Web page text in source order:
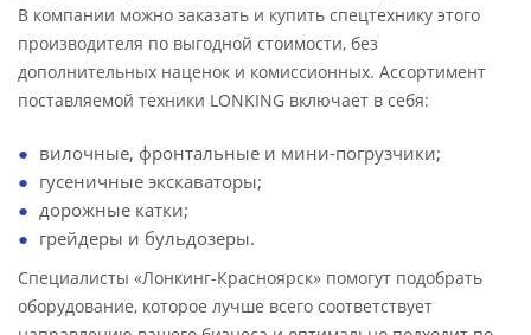
В компании можно заказать и купить спецтехнику этого
производителя по выгодной стоимости, без
дополнительных наценок и комиссионных. Ассортимент
поставляемой техники LONKING включает в себя:
вилочные, фронтальные и мини-погрузчики;
гусеничные экскаваторы;
дорожные катки;
грейдеры и бульдозеры.
Специалисты «Лонкинг-Красноярск» помогут подобрать
оборудование, которое лучше всего соответствует